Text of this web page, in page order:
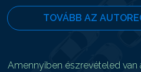
TOVÁBB AZ
Amennyiben észrevételed van